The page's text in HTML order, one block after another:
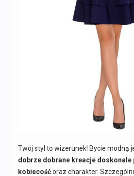
Twój styl to wizerunek! Bycie modną
dobrze dobrane kreacje doskonale
kobiecośćoraz charakter.